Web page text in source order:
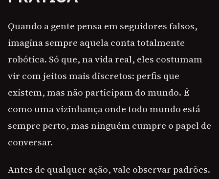
Quando a gente pensa em seguidores falsos,
imagina sempre aquela conta totalmente
robótica. Só que, na vida real, eles costumam
vir com jeitos mais discretos: perfis que
existem, mas não participam do mundo. É
como uma vizinhança onde todo mundo está
sempre perto, mas ninguém cumpre o papel de
conversar.
Antes de qualquer ação, vale observar padrões.